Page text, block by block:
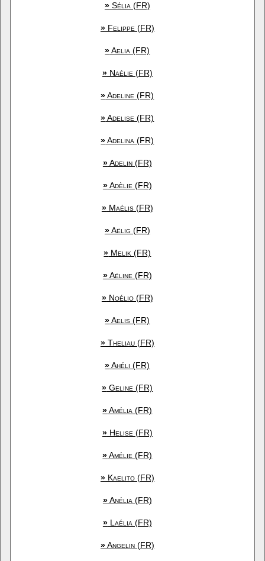
»Sélia (FR)
»Felippe (FR)
»Aelia (FR)
»Naélie (FR)
»Adeline (FR)
»Adelise (FR)
»Adelina (FR)
»Adelin (FR)
»Adèlie (FR)
»Maélis (FR)
»Aëlig (FR)
» Melik (FR)
»Aëline (FR)
»Noélio (FR)
»Aelis (FR)
»Theliau (FR)
»Ahéli (FR)
» Geline (FR)
»Amélia (FR)
»Helise (FR)
»Amélie (FR)
»Kaelito (FR)
»Anélia (FR)
»Laélia (FR)
»Angelin (FR)